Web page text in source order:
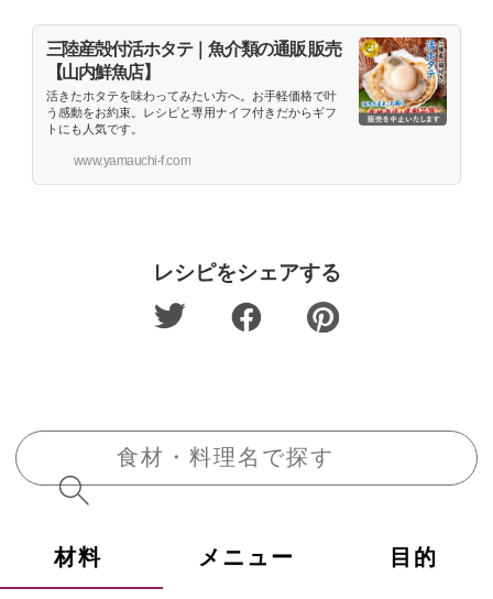
三陸産殻付活ホタテ｜魚介類の通販 販売
【山内鮮魚店】
活きたホタテを味わってみたい方へ。お手軽価格で叶
う感動をお約束。レシピと専用ナイフ付きだからギフ
トにも人気です。
www.yamauchi-f.com
レシピをシェアする
材料 メニュー 目的